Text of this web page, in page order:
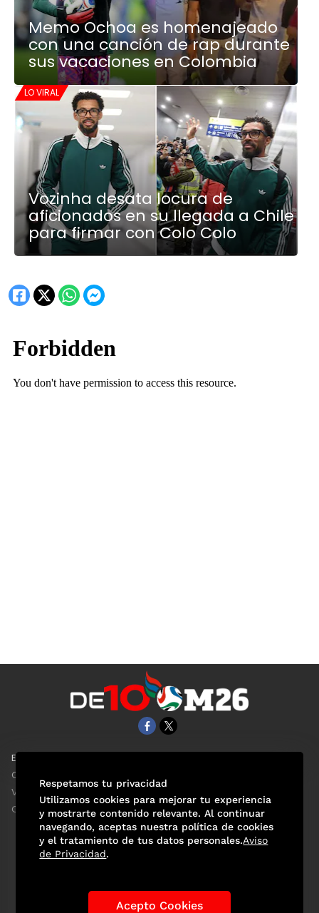
Memo Ochoa es homenajeado
con una canción de rap durante
sus vacaciones en Colombia
LO VIRAL
Vozinha desata locura de
aficionados en su llegada a Chile
para firmar con Colo Colo
EL UNIVERSAL
Clase
ViveUSA
Confabulario
Historia de los Mundiales Lo viral Anécdotas Mundialistas
Respetamos tu privacidad
Utilizamos cookies para mejorar tu experiencia
y mostrarte contenido relevante. Al continuar
navegando, aceptas nuestra política de cookies
y el tratamiento de tus datos personales.Aviso
de Privacidad.
Acepto Cookies